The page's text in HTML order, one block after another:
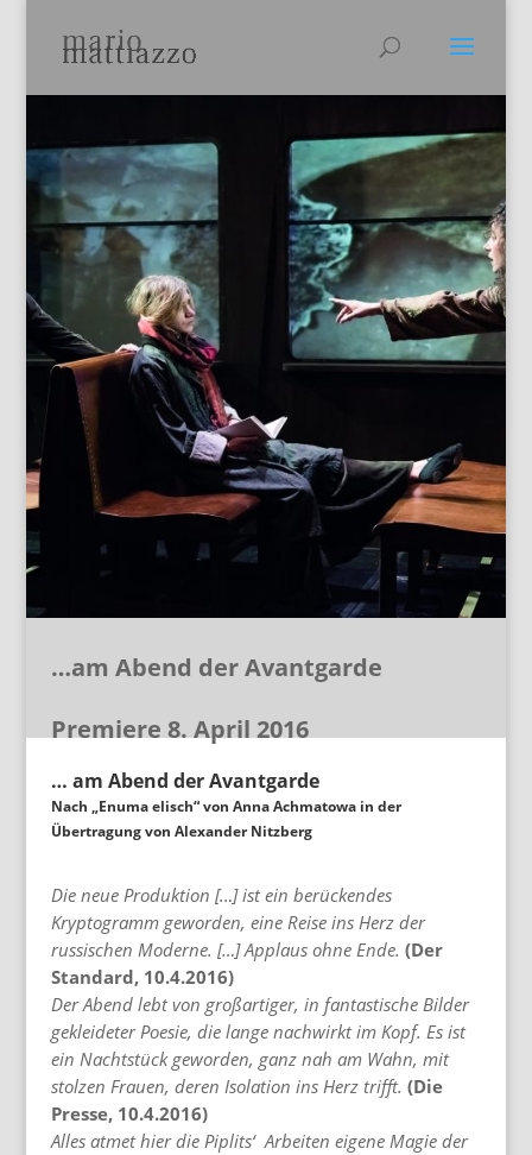
…am Abend der Avantgarde
Premiere 8. April 2016
… am Abend der Avantgarde
Nach „Enuma elisch“ von Anna Achmatowa in der
Übertragung von Alexander Nitzberg
Die neue Produktion […] ist ein berückendes
Kryptogramm geworden, eine Reise ins Herz der
russischen Moderne. […] Applaus ohne Ende. (Der
Standard, 10.4.2016)
Der Abend lebt von großartiger, in fantastische Bilder
gekleideter Poesie, die lange nachwirkt im Kopf. Es ist
ein Nachtstück geworden, ganz nah am Wahn, mit
stolzen Frauen, deren Isolation ins Herz trifft. (Die
Presse, 10.4.2016)
Alles atmet hier die Piplits‘ Arbeiten eigene Magie der